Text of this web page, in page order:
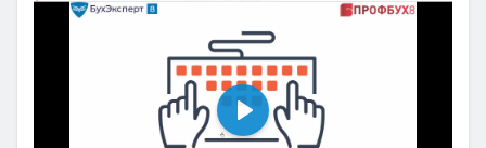
Воспроизвести